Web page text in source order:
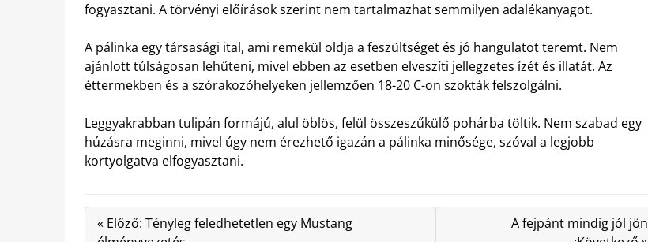
fogyasztani. A törvényi előírások szerint nem tartalmazhat semmilyen adalékanyagot.
A pálinka egy társasági ital, ami remekül oldja a feszültséget és jó hangulatot teremt. Nem
ajánlott túlságosan lehűteni, mivel ebben az esetben elveszíti jellegzetes ízét és illatát. Az
éttermekben és a szórakozóhelyeken jellemzően 18-20 C-on szokták felszolgálni.
Leggyakrabban tulipán formájú, alul öblös, felül összeszűkülő pohárba töltik. Nem szabad egy
húzásra meginni, mivel úgy nem érezhető igazán a pálinka minősége, szóval a legjobb
kortyolgatva elfogyasztani.
« Előző: Tényleg feledhetetlen egy Mustang
A fejpánt mindig jól jön